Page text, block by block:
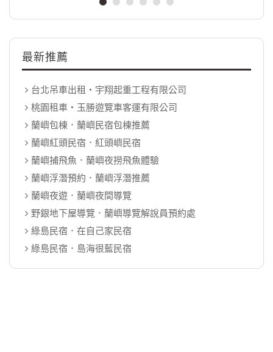
最新推薦
台北吊車出租‧宇翔起重工程有限公司
桃園租車‧玉勝遊覽車客運有限公司
蘭嶼包棟．蘭嶼民宿包棟推薦
蘭嶼紅頭民宿．紅頭嶼民宿
蘭嶼捕飛魚．蘭嶼夜撈飛魚體驗
蘭嶼浮潛預約．蘭嶼浮潛推薦
蘭嶼夜遊．蘭嶼夜間導覽
野銀地下屋導覽．蘭嶼導覽解說員預約處
綠島民宿．在自己家民宿
綠島民宿．島海很藍民宿